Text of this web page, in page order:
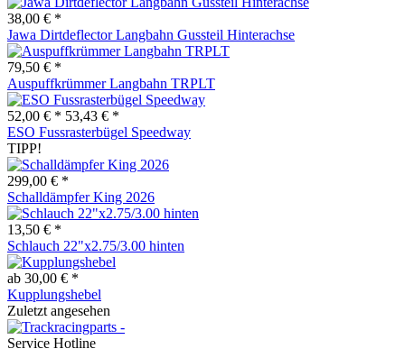
38,00 € *
Jawa Dirtdeflector Langbahn Gussteil Hinterachse
79,50 € *
Auspuffkrümmer Langbahn TRPLT
52,00 € * 53,43 € *
ESO Fussrasterbügel Speedway
TIPP!
299,00 € *
Schalldämpfer King 2026
13,50 € *
Schlauch 22"x2.75/3.00 hinten
ab 30,00 € *
Kupplungshebel
Zuletzt angesehen
Service Hotline